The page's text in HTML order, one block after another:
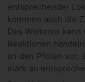
entsprechender
kommen auch die
Des Weiteren
Reaktionen
an den Pfoten vor,
stark an